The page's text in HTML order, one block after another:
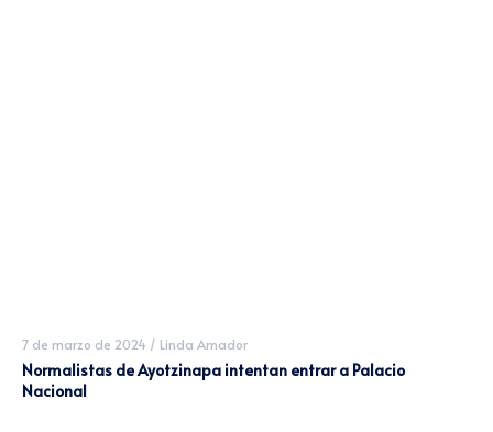
7 de marzo de 2024 / Linda Amador
Normalistas de Ayotzinapa intentan entrar a Palacio
Nacional